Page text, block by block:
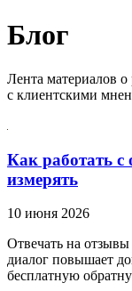
Блог
Лента материалов о
с клиентскими
Как работать с
измерять
10 июня 2026
Отвечать на
диалог повышает
бесплатную